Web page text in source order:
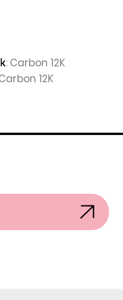
: Carbon 12K
12K